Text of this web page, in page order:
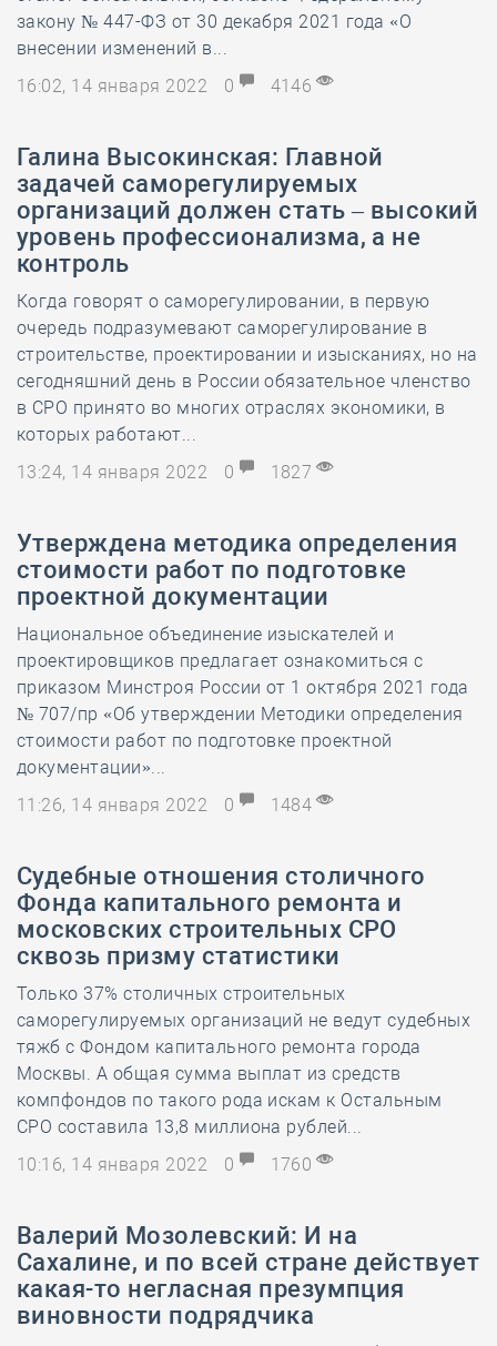
закону № 447-ФЗ от 30 декабря 2021 года «О
внесении изменений в...
16:02, 14 января 2022
0 4146
Галина Высокинская: Главной
задачей саморегулируемых
организаций должен стать – высокий
уровень профессионализма, а не
контроль
Когда говорят о саморегулировании, в первую
очередь подразумевают саморегулирование в
строительстве, проектировании и изысканиях, но на
сегодняшний день в России обязательное членство
в СРО принято во многих отраслях экономики, в
которых работают...
13:24, 14 января 2022
0 1827
Утверждена методика определения
стоимости работ по подготовке
проектной документации
Национальное объединение изыскателей и
проектировщиков предлагает ознакомиться с
приказом Минстроя России от 1 октября 2021 года
№ 707/пр «Об утверждении Методики определения
стоимости работ по подготовке проектной
документации»...
11:26, 14 января 2022
0 1484
Судебные отношения столичного
Фонда капитального ремонта и
московских строительных СРО
сквозь призму статистики
Только 37% столичных строительных
саморегулируемых организаций не ведут судебных
тяжб с Фондом капитального ремонта города
Москвы. А общая сумма выплат из средств
компфондов по такого рода искам к Остальным
СРО составила 13,8 миллиона рублей...
10:16, 14 января 2022
0 1760
Валерий Мозолевский: И на
Сахалине, и по всей стране действует
какая-то негласная презумпция
виновности подрядчика